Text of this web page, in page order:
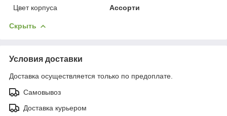
Цвет корпуса
Ассорти
Скрыть
Условия доставки
Доставка осуществляется только по предоплате.
Самовывоз
Доставка курьером